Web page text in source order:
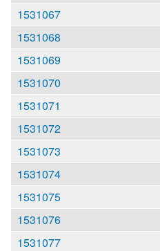
1531067
1531068
1531069
1531070
1531071
1531072
1531073
1531074
1531075
1531076
1531077